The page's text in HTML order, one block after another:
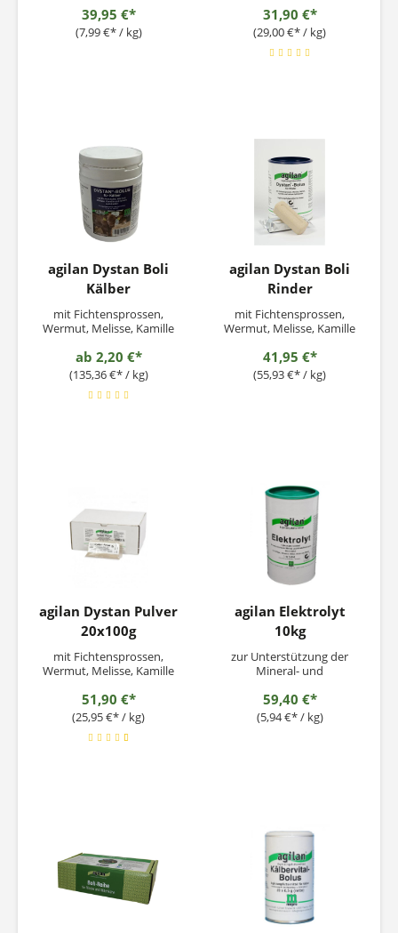
39,95 €*
(7,99 €* / kg)
m Bolus basiert auf dem
besonders gut
verträglichem
Calciumformiat und ist
Stück pro Tag mit
handelsüblichen...
31,90 €*
(29,00 €* / kg)
agilan Dystan Boli
Kälber
mit Fichtensprossen,
Wermut, Melisse, Kamille
ab 2,20 €*
(135,36 €* / kg)
agilan Dystan Boli
Rinder
mit Fichtensprossen,
Wermut, Melisse, Kamille
41,95 €*
(55,93 €* / kg)
agilan Dystan Pulver
20x100g
mit Fichtensprossen,
Wermut, Melisse, Kamille
51,90 €*
(25,95 €* / kg)
agilan Elektrolyt
10kg
zur Unterstützung der
Mineral- und
59,40 €*
(5,94 €* / kg)